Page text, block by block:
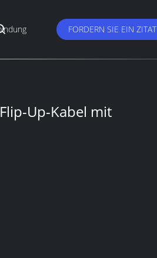
FORDERN SIE EIN ZITAT
Up-Kabel mit